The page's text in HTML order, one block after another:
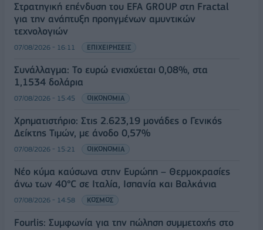
Στρατηγική επένδυση του EFA GROUP στη Fractal
για την ανάπτυξη προηγμένων αμυντικών
τεχνολογιών
07/08/2026 - 16:11 ΕΠΙΧΕΙΡΗΣΕΙΣ
Συνάλλαγμα: Το ευρώ ενισχύεται 0,08%, στα
1,1534 δολάρια
07/08/2026 - 15:45 ΟΙΚΟΝΟΜΙΑ
Χρηματιστήριο: Στις 2.623,19 μονάδες ο Γενικός
Δείκτης Τιμών, με άνοδο 0,57%
07/08/2026 - 15:21 ΟΙΚΟΝΟΜΙΑ
Νέο κύμα καύσωνα στην Ευρώπη – Θερμοκρασίες
άνω των 40°C σε Ιταλία, Ισπανία και Βαλκάνια
07/08/2026 - 14:58 ΚΟΣΜΟΣ
Fourlis: Συμφωνία για την πώληση συμμετοχής στο